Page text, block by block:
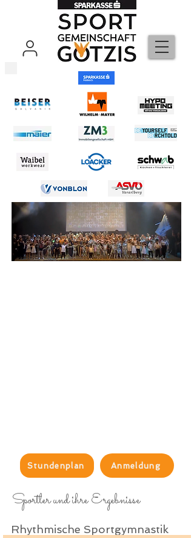
Stundenplan Anmeldung
Sportler und ihre Ergebnisse
Rhythmische Sportgymnastik